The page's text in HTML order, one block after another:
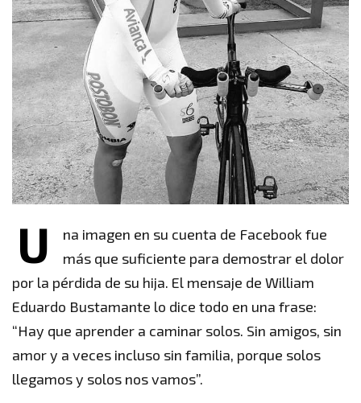
U
na imagen en su cuenta de Facebook fue
más que suficiente para demostrar el dolor
por la pérdida de su hija. El mensaje de William
Eduardo Bustamante lo dice todo en una frase:
“Hay que aprender a caminar solos. Sin amigos, sin
amor y a veces incluso sin familia, porque solos
llegamos y solos nos vamos”.